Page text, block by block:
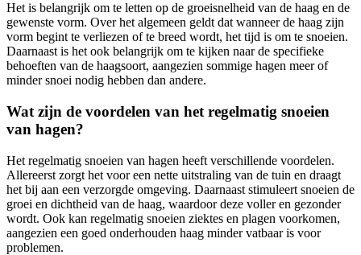
Het is belangrijk om te letten op de groeisnelheid van de haag en de
gewenste vorm. Over het algemeen geldt dat wanneer de haag zijn
vorm begint te verliezen of te breed wordt, het tijd is om te snoeien.
Daarnaast is het ook belangrijk om te kijken naar de specifieke
behoeften van de haagsoort, aangezien sommige hagen meer of
minder snoei nodig hebben dan andere.
Wat zijn de voordelen van het regelmatig snoeien
van hagen?
Het regelmatig snoeien van hagen heeft verschillende voordelen.
Allereerst zorgt het voor een nette uitstraling van de tuin en draagt
het bij aan een verzorgde omgeving. Daarnaast stimuleert snoeien de
groei en dichtheid van de haag, waardoor deze voller en gezonder
wordt. Ook kan regelmatig snoeien ziektes en plagen voorkomen,
aangezien een goed onderhouden haag minder vatbaar is voor
problemen.